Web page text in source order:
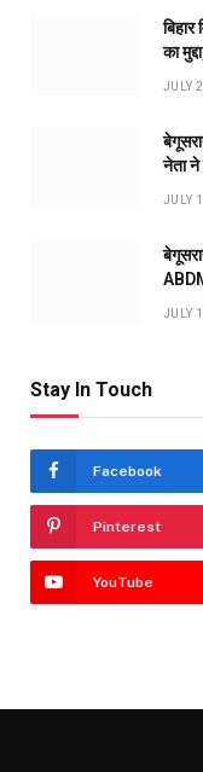
का
JULY
नेता ने
JULY
JULY
Stay In Touch
Facebook
Pinterest
YouTube